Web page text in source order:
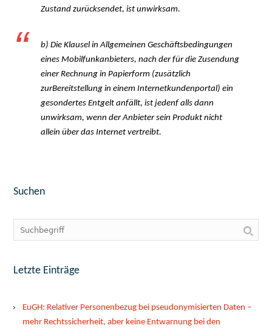
Zustand zurücksendet, ist unwirksam.
b) Die Klausel in Allgemeinen Geschäftsbedingungen
eines Mobilfunkanbieters, nach der für die Zusendung
einer Rechnung in Papierform (zusätzlich
zurBereitstellung in einem Internetkundenportal) ein
gesondertes Entgelt anfällt, ist jedenf alls dann
unwirksam, wenn der Anbieter sein Produkt nicht
allein über das Internet vertreibt.
Suchen
Letzte Einträge
EuGH: Relativer Personenbezug bei pseudonymisierten Daten –
mehr Rechtssicherheit, aber keine Entwarnung bei den